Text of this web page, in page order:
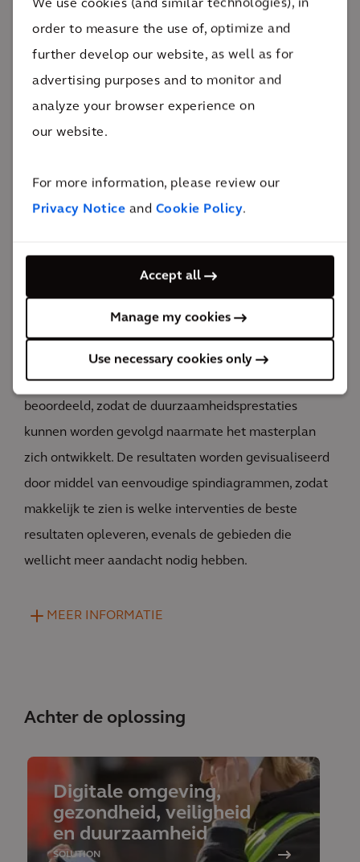
We use cookies (and similar technologies), in
order to measure the use of, optimize and
further develop our website, as well as for
advertising purposes and to monitor and
analyze your browser experience on
our website.
For more information, please review our
Privacy Notice and Cookie Policy.
Accept all
Manage my cookies
Use necessary cookies only
De impact
STAR werd door de gemeenteraad van Birmingham
gebruikt om ervoor te zorgen dat duurzame, groene
en inclusieve principes in het hart van Smithfield
Het Smithfield-programma zal de nadruk leggen op
groene infrastructuur naast
huisvesting. STAR zorgt ervoor dat de ontwikkeling
kantoorruimte van hoge kwaliteit en een gezonde
woon- en werkomgeving zal bieden, en tegelijkertijd
een sterk rendement op investeringen zal opleveren.
Al deze aspecten kunnen in de loop der tijd worden
beoordeeld, zodat de duurzaamheidsprestaties
kunnen worden gevolgd naarmate het masterplan
zich ontwikkelt. De resultaten worden gevisualiseerd
door middel van eenvoudige spindiagrammen, zodat
makkelijk te zien is welke interventies de beste
resultaten opleveren, evenals de gebieden die
wellicht meer aandacht nodig hebben.
MEER INFORMATIE
Achter de oplossing
Digitale omgeving,
gezondheid, veiligheid
en duurzaamheid
SOLUTION